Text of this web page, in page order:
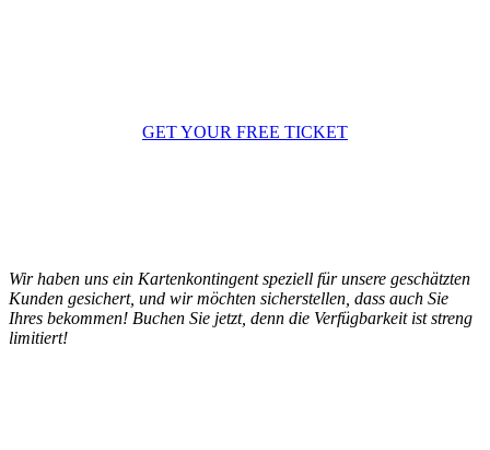
GET YOUR FREE TICKET
Wir haben uns ein Kartenkontingent speziell für unsere geschätzten
Kunden gesichert, und wir möchten sicherstellen, dass auch Sie
Ihres bekommen! Buchen Sie jetzt, denn die Verfügbarkeit ist streng
limitiert!